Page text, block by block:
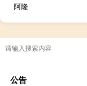
阿隆
公告